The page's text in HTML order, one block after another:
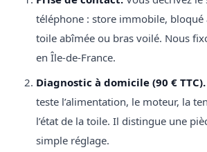
téléphone : store immobile, bloqué
toile abîmée ou bras voilé. Nous
en Île-de-France.
Diagnostic à domicile (90 € TTC).
teste l’alimentation, le moteur, la
l’état de la toile. Il distingue une
simple réglage.